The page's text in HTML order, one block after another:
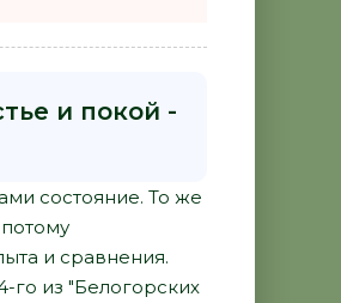
и покой -
состояние. То же
и сравнения.
го из "Белогорских